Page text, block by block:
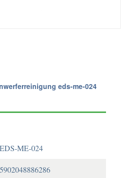
eds-me-024
EDS-ME-024
5902048886286